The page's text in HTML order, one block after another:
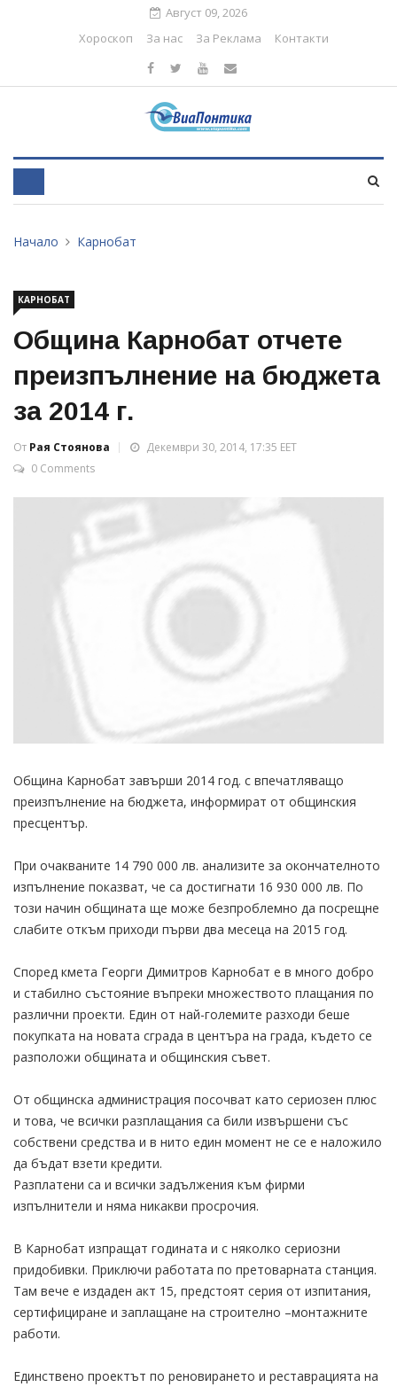
Август 09, 2026
Хороскоп
За нас За Реклама Контакти
Начало Карнобат
КАРНОБАТ
Община Карнобат отчете
преизпълнение на бюджета
за 2014 г.
От Рая Стоянова
Декември 30, 2014, 17:35 EET
0 Comments
Община Карнобат завърши 2014 год. с впечатляващо
преизпълнение на бюджета, информират от общинския
пресцентър.
При очакваните 14 790 000 лв. анализите за окончателното
изпълнение показват, че са достигнати 16 930 000 лв. По
този начин общината ще може безпроблемно да посрещне
слабите откъм приходи първи два месеца на 2015 год.
Според кмета Георги Димитров Карнобат е в много добро
и стабилно състояние въпреки множеството плащания по
различни проекти. Един от най-големите разходи беше
покупката на новата сграда в центъра на града, където се
разположи общината и общинския съвет.
От общинска администрация посочват като сериозен плюс
и това, че всички разплащания са били извършени със
собствени средства и в нито един момент не се е наложило
да бъдат взети кредити.
Разплатени са и всички задължения към фирми
изпълнители и няма никакви просрочия.
В Карнобат изпращат годината и с няколко сериозни
придобивки. Приключи работата по претоварната станция.
Там вече е издаден акт 15, предстоят серия от изпитания,
сертифициране и заплащане на строително –монтажните
работи.
Единствено проектът по реновирането и реставрацията на